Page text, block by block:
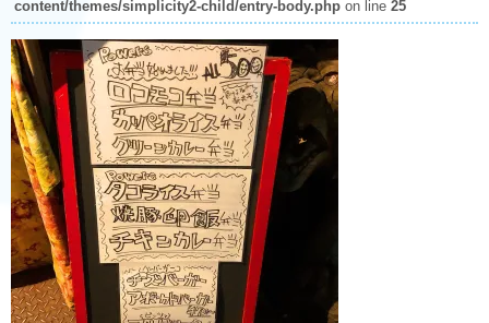
content/themes/simplicity2-child/entry-body.php on line 25